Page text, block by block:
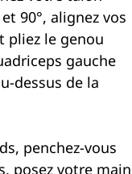
90°, alignez vos
pliez le genou
gauche
dessus de la
penchez-vous
posez votre main